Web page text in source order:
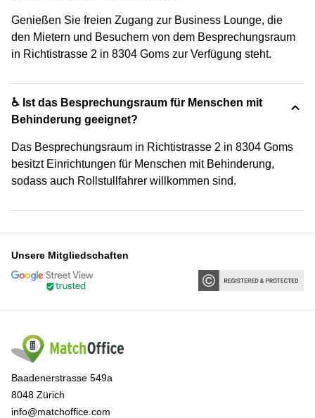
Genießen Sie freien Zugang zur Business Lounge, die
den Mietern und Besuchern von dem Besprechungsraum
in Richtistrasse 2 in 8304 Goms zur Verfügung steht.
♿ Ist das Besprechungsraum für Menschen mit
Behinderung geeignet?
Das Besprechungsraum in Richtistrasse 2 in 8304 Goms
besitzt Einrichtungen für Menschen mit Behinderung,
sodass auch Rollstullfahrer willkommen sind.
Unsere Mitgliedschaften
Baadenerstrasse 549a
8048 Zürich
info@matchoffice.com